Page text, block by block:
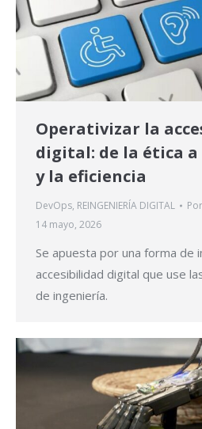
Operativizar la
digital: de la ética
y la eficiencia
DevOps, REINGENIERÍA DIGITAL Por
14 mayo, 2026
Se apuesta por una forma de
accesibilidad digital que use
de ingeniería.